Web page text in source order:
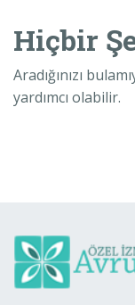
Hiçbir
Aradığınızı
yardımcı olabilir.